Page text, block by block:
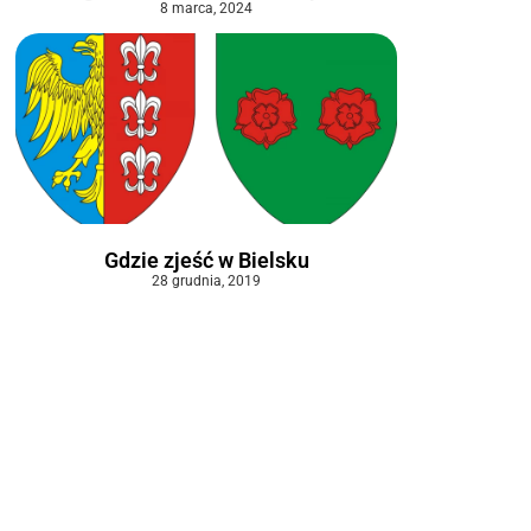
8 marca, 2024
Gdzie zjeść w Bielsku
28 grudnia, 2019